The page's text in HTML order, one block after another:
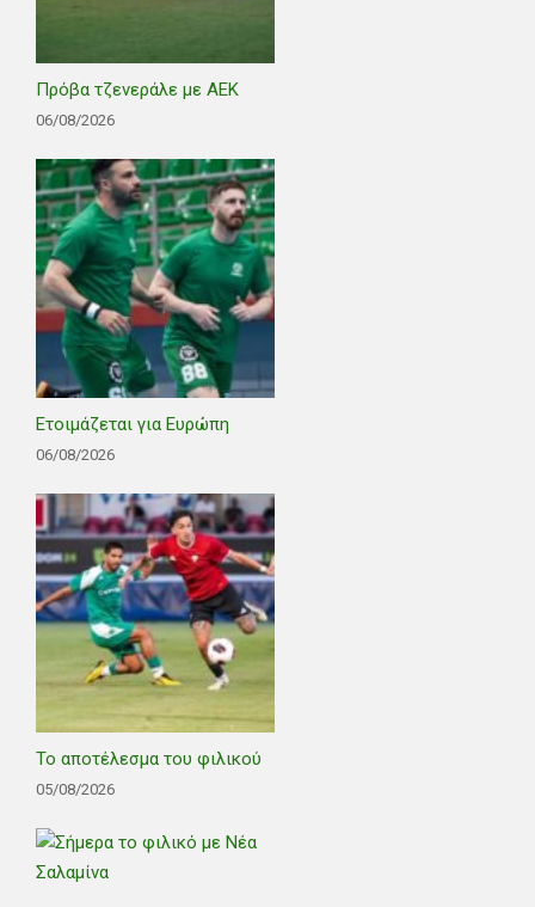
Πρόβα τζενεράλε με ΑΕΚ
06/08/2026
Ετοιμάζεται για Ευρώπη
06/08/2026
Το αποτέλεσμα του φιλικού
05/08/2026